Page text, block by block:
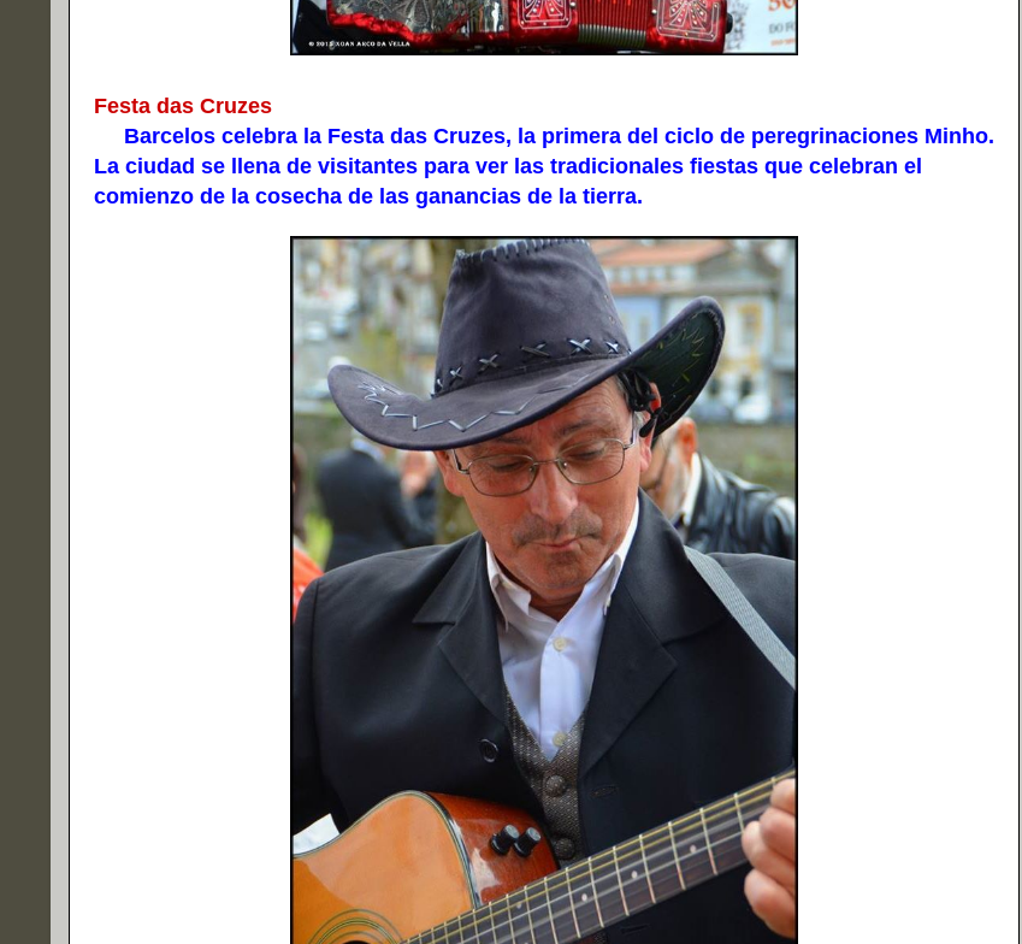
Festa das Cruzes
Barcelos celebra la Festa das Cruzes, la primera del ciclo de peregrinaciones Minho.
La ciudad se llena de visitantes para ver las tradicionales fiestas que celebran el
comienzo de la cosecha de las ganancias de la tierra.